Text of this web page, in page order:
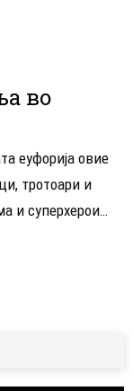
во
еуфорија овие
тротоари и
и суперхерои…